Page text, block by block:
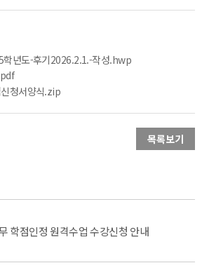
년도-후기2026.2.1.-작성.hwp
청서양식.zip
목록보기
학점인정 원격수업 수강신청 안내